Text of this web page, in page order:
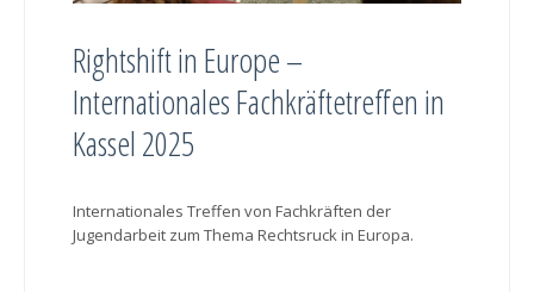
Rightshift in Europe –
Internationales Fachkräftetreffen in
Kassel 2025
Internationales Treffen von Fachkräften der
Jugendarbeit zum Thema Rechtsruck in Europa.